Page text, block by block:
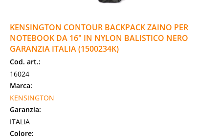
KENSINGTON CONTOUR BACKPACK ZAINO PER
NOTEBOOK DA 16" IN NYLON BALISTICO NERO
GARANZIA ITALIA (1500234K)
Cod. art.:
16024
Marca:
KENSINGTON
Garanzia:
ITALIA
Colore: